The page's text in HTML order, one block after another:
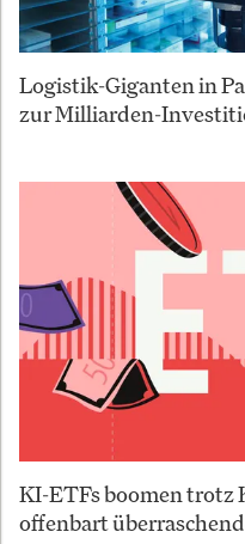
Logistik-Giganten in
zur Milliarden-
KI-ETFs boomen trotz
offenbart